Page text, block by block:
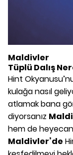
Maldivler
Tüplü Dalış
Hint
kulağa nasıl
atlamak bana
diyorsanız
hem de heyecan
Maldivler’de